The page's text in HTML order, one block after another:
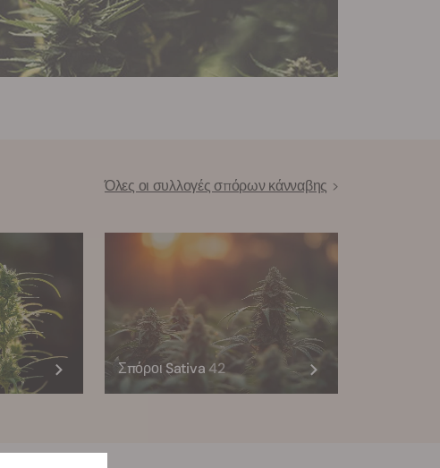
Όλες οι συλλογές σπόρων κάνναβης
Σπόροι Sativa 42